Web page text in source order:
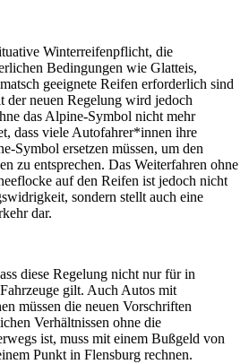
Winterreifenpflicht, die
Bedingungen wie Glatteis,
geeignete Reifen erforderlich sind
neuen Regelung wird jedoch
das Alpine-Symbol nicht mehr
dass viele Autofahrer*innen ihre
Symbol ersetzen müssen, um den
zu entsprechen. Das Weiterfahren ohne
auf den Reifen ist jedoch nicht
sondern stellt auch eine
dar.
diese Regelung nicht nur für in
gilt. Auch Autos mit
müssen die neuen Vorschriften
Verhältnissen ohne die
ist, muss mit einem Bußgeld von
Punkt in Flensburg rechnen.